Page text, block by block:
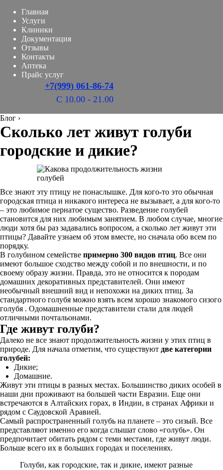
Главная
Услуги
Клиники
Документация
Отзывы
Контакты
Аптека
Прайс услуг
+7(999) 061-86-74
С 10.00 - 21.00
Блог ›
Сколько лет живут голуби
городские и дикие?
Все знают эту птицу не понаслышке. Для кого-то это обычная
городская птица и никакого интереса не вызывает, а для кого-то
– это любимое пернатое существо. Разведение голубей
становится для них любимым занятием. В любом случае, многие
люди хотя бы раз задавались вопросом, а сколько лет живут эти
птицы? Давайте узнаем об этом вместе, но сначала обо всем по
порядку.
В голубином семействе примерно 300 видов птиц. Все они
имеют большое сходство между собой и по внешности, и по
своему образу жизни. Правда, это не относится к породам
домашних декоративных представителей. Они имеют
необычный внешний вид и непохожи на диких птиц. За
стандартного голубя можно взять всем хорошо знакомого сизого
голубя . Одомашненные представители стали для людей
отличными почтальонами.
Где живут голуби?
Далеко не все знают продолжительность жизни у этих птиц в
природе. Для начала отметим, что существуют две категории
голубей:
Дикие;
Домашние.
Живут эти птицы в разных местах. Большинство диких особей в
наши дни проживают на большей части Евразии. Еще они
встречаются в Алтайских горах, в Индии, в странах Африки и
рядом с Саудовской Аравией.
Самый распространенный голубь на планете – это сизый. Все
представляют именно его когда слышат слово «голубь». Он
предпочитает обитать рядом с теми местами, где живут люди.
Больше всего их в больших городах и поселениях.
Голуби, как городские, так и дикие, имеют разные